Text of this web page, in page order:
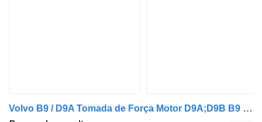
Volvo B9 / D9A Tomada de Força Motor D9A;D9B B9 3161265 para camião Volvo